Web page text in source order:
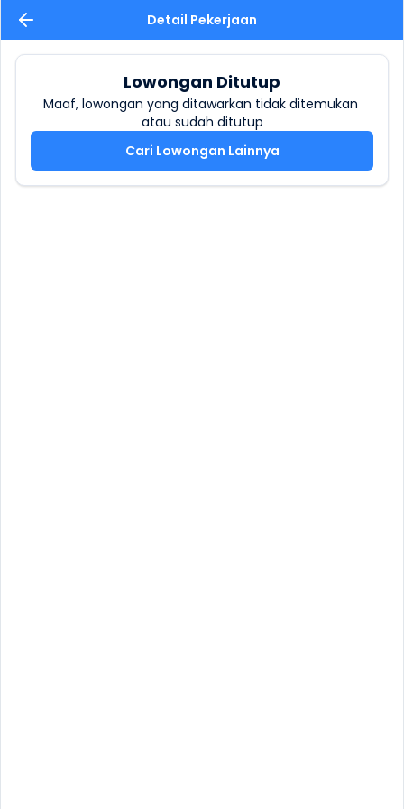
Detail Pekerjaan
Lowongan Ditutup
Maaf, lowongan yang ditawarkan tidak ditemukan
atau sudah ditutup
Cari Lowongan Lainnya